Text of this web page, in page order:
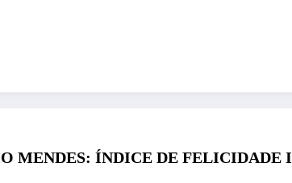
HELIO MENDES: ÍNDICE DE